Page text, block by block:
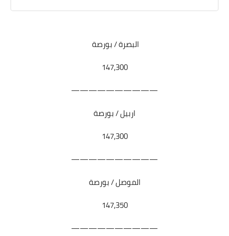
البصرة / بورصة
147,300
——————————
اربيل / بورصة
147,300
——————————
الموصل / بورصة
147,350
——————————